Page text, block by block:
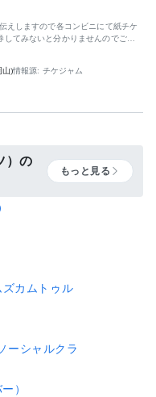
えしますので各コンビニにて紙チケ
してみないと分かりませんのでご検
山)情報源: チケジャム
）の
もっと見る
カムトゥル
ーシャルクラ
）